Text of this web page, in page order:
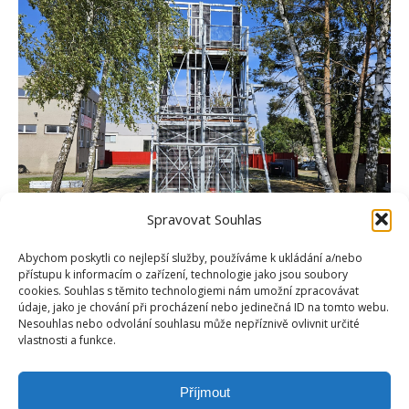
Spravovat Souhlas
Abychom poskytli co nejlepší služby, používáme k ukládání a/nebo
přístupu k informacím o zařízení, technologie jako jsou soubory
cookies. Souhlas s těmito technologiemi nám umožní zpracovávat
údaje, jako je chování při procházení nebo jedinečná ID na tomto webu.
Nesouhlas nebo odvolání souhlasu může nepříznivě ovlivnit určité
vlastnosti a funkce.
Příjmout